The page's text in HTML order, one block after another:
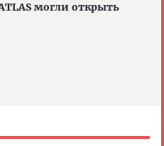
могли открыть